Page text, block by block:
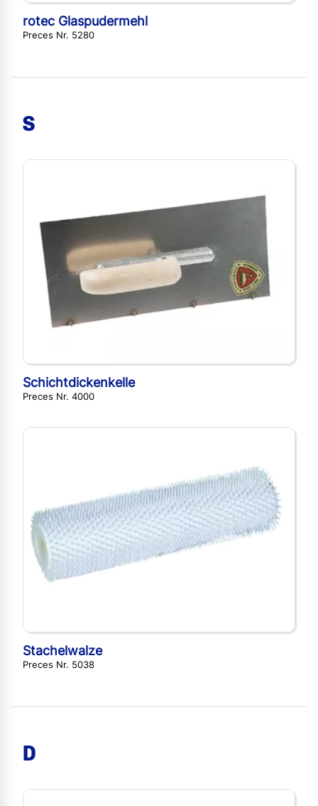
rotec Glaspudermehl
Preces Nr. 5280
S
Schichtdickenkelle
Preces Nr. 4000
Stachelwalze
Preces Nr. 5038
D